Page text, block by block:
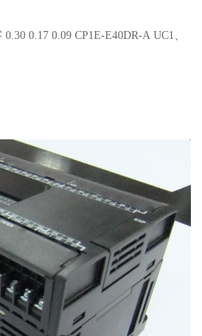
0.17 0.09 CP1E-E40DR-A UC1、